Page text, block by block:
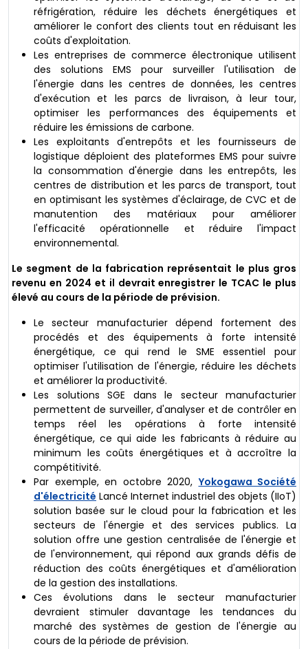
réfrigération, réduire les déchets énergétiques et
améliorer le confort des clients tout en réduisant les
coûts d'exploitation.
Les entreprises de commerce électronique utilisent
des solutions EMS pour surveiller l'utilisation de
l'énergie dans les centres de données, les centres
d'exécution et les parcs de livraison, à leur tour,
optimiser les performances des équipements et
réduire les émissions de carbone.
Les exploitants d'entrepôts et les fournisseurs de
logistique déploient des plateformes EMS pour suivre
la consommation d'énergie dans les entrepôts, les
centres de distribution et les parcs de transport, tout
en optimisant les systèmes d'éclairage, de CVC et de
manutention des matériaux pour améliorer
l'efficacité opérationnelle et réduire l'impact
environnemental.
Le segment de la fabrication représentait le plus gros
revenu en 2024 et il devrait enregistrer le TCAC le plus
élevé au cours de la période de prévision.
Le secteur manufacturier dépend fortement des
procédés et des équipements à forte intensité
énergétique, ce qui rend le SME essentiel pour
optimiser l'utilisation de l'énergie, réduire les déchets
et améliorer la productivité.
Les solutions SGE dans le secteur manufacturier
permettent de surveiller, d'analyser et de contrôler en
temps réel les opérations à forte intensité
énergétique, ce qui aide les fabricants à réduire au
minimum les coûts énergétiques et à accroître la
compétitivité.
Par exemple, en octobre 2020,Yokogawa Société
d'électricité Lancé Internet industriel des objets (IIoT)
solution basée sur le cloud pour la fabrication et les
secteurs de l'énergie et des services publics. La
solution offre une gestion centralisée de l'énergie et
de l'environnement, qui répond aux grands défis de
réduction des coûts énergétiques et d'amélioration
de la gestion des installations.
Ces évolutions dans le secteur manufacturier
devraient stimuler davantage les tendances du
marché des systèmes de gestion de l'énergie au
cours de la période de prévision.